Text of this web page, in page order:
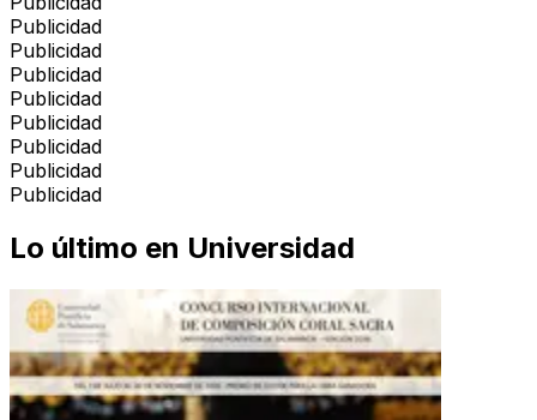
Publicidad
Publicidad
Publicidad
Publicidad
Publicidad
Publicidad
Publicidad
Publicidad
Lo último en Universidad